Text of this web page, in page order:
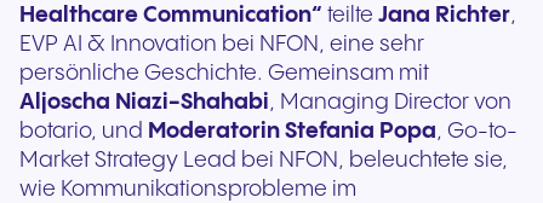
Healthcare Communication“ teilte Jana Richter,
EVP AI & Innovation bei NFON, eine sehr
persönliche Geschichte. Gemeinsam mit
Aljoscha Niazi-Shahabi, Managing Director von
botario, und Moderatorin Stefania Popa, Go-to-
Market Strategy Lead bei NFON, beleuchtete sie,
wie Kommunikationsprobleme im